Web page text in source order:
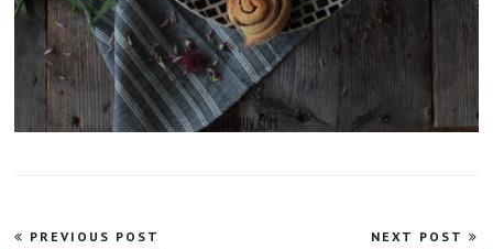
Beitragsnavigation
PREVIOUS POST NEXT POST